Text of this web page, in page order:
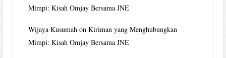
Mimpi: Kisah Omjay Bersama JNE
Wijaya Kusumah onKiriman yang Menghubungkan
Mimpi: Kisah Omjay Bersama JNE